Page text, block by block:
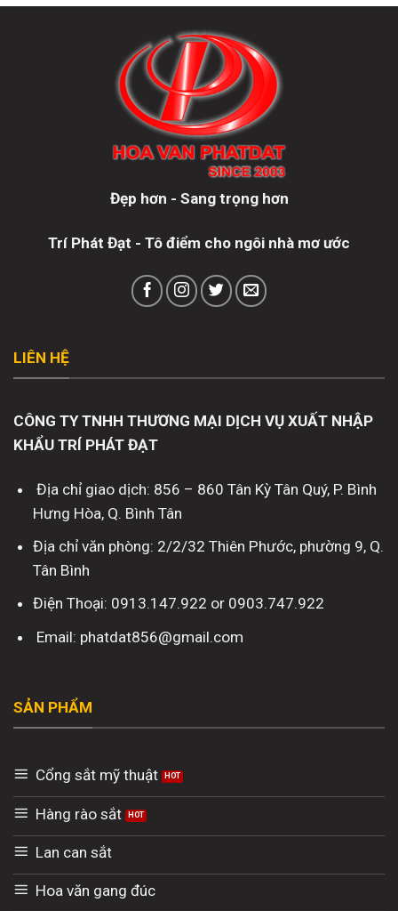
Đẹp hơn - Sang trọng hơn
Trí Phát Đạt - Tô điểm cho ngôi nhà mơ ước
LIÊN HỆ
CÔNG TY TNHH THƯƠNG MẠI DỊCH VỤ XUẤT NHẬP
KHẨU TRÍ PHÁT ĐẠT
Địa chỉ giao dịch: 856 – 860 Tân Kỳ Tân Quý, P. Bình
Hưng Hòa, Q. Bình Tân
Địa chỉ văn phòng: 2/2/32 Thiên Phước, phường 9, Q.
Tân Bình
Điện Thoại: 0913.147.922 or 0903.747.922
Email: phatdat856@gmail.com
SẢN PHẨM
Cổng sắt mỹ thuật
Hàng rào sắt
Lan can sắt
Hoa văn gang đúc